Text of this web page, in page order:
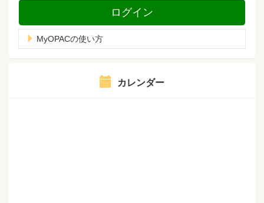
ログイン
MyOPACの使い方
カレンダー